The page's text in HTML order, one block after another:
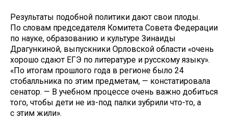
Результаты подобной политики дают свои плоды.
По словам председателя Комитета Совета Федерации
по науке, образованию и культуре Зинаиды
Драгункиной, выпускники Орловской области «очень
хорошо сдают ЕГЭ по литературе и русскому языку».
«По итогам прошлого года в регионе было 24
стобалльника по этим предметам, — констатировала
сенатор. — В учебном процессе очень важно добиться
того, чтобы дети не из-под палки зубрили что-то, а
с этим жили».